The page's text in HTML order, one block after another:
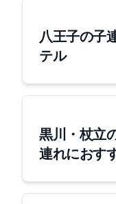
八王子の子
テル
黒川・杖立
連れにおす